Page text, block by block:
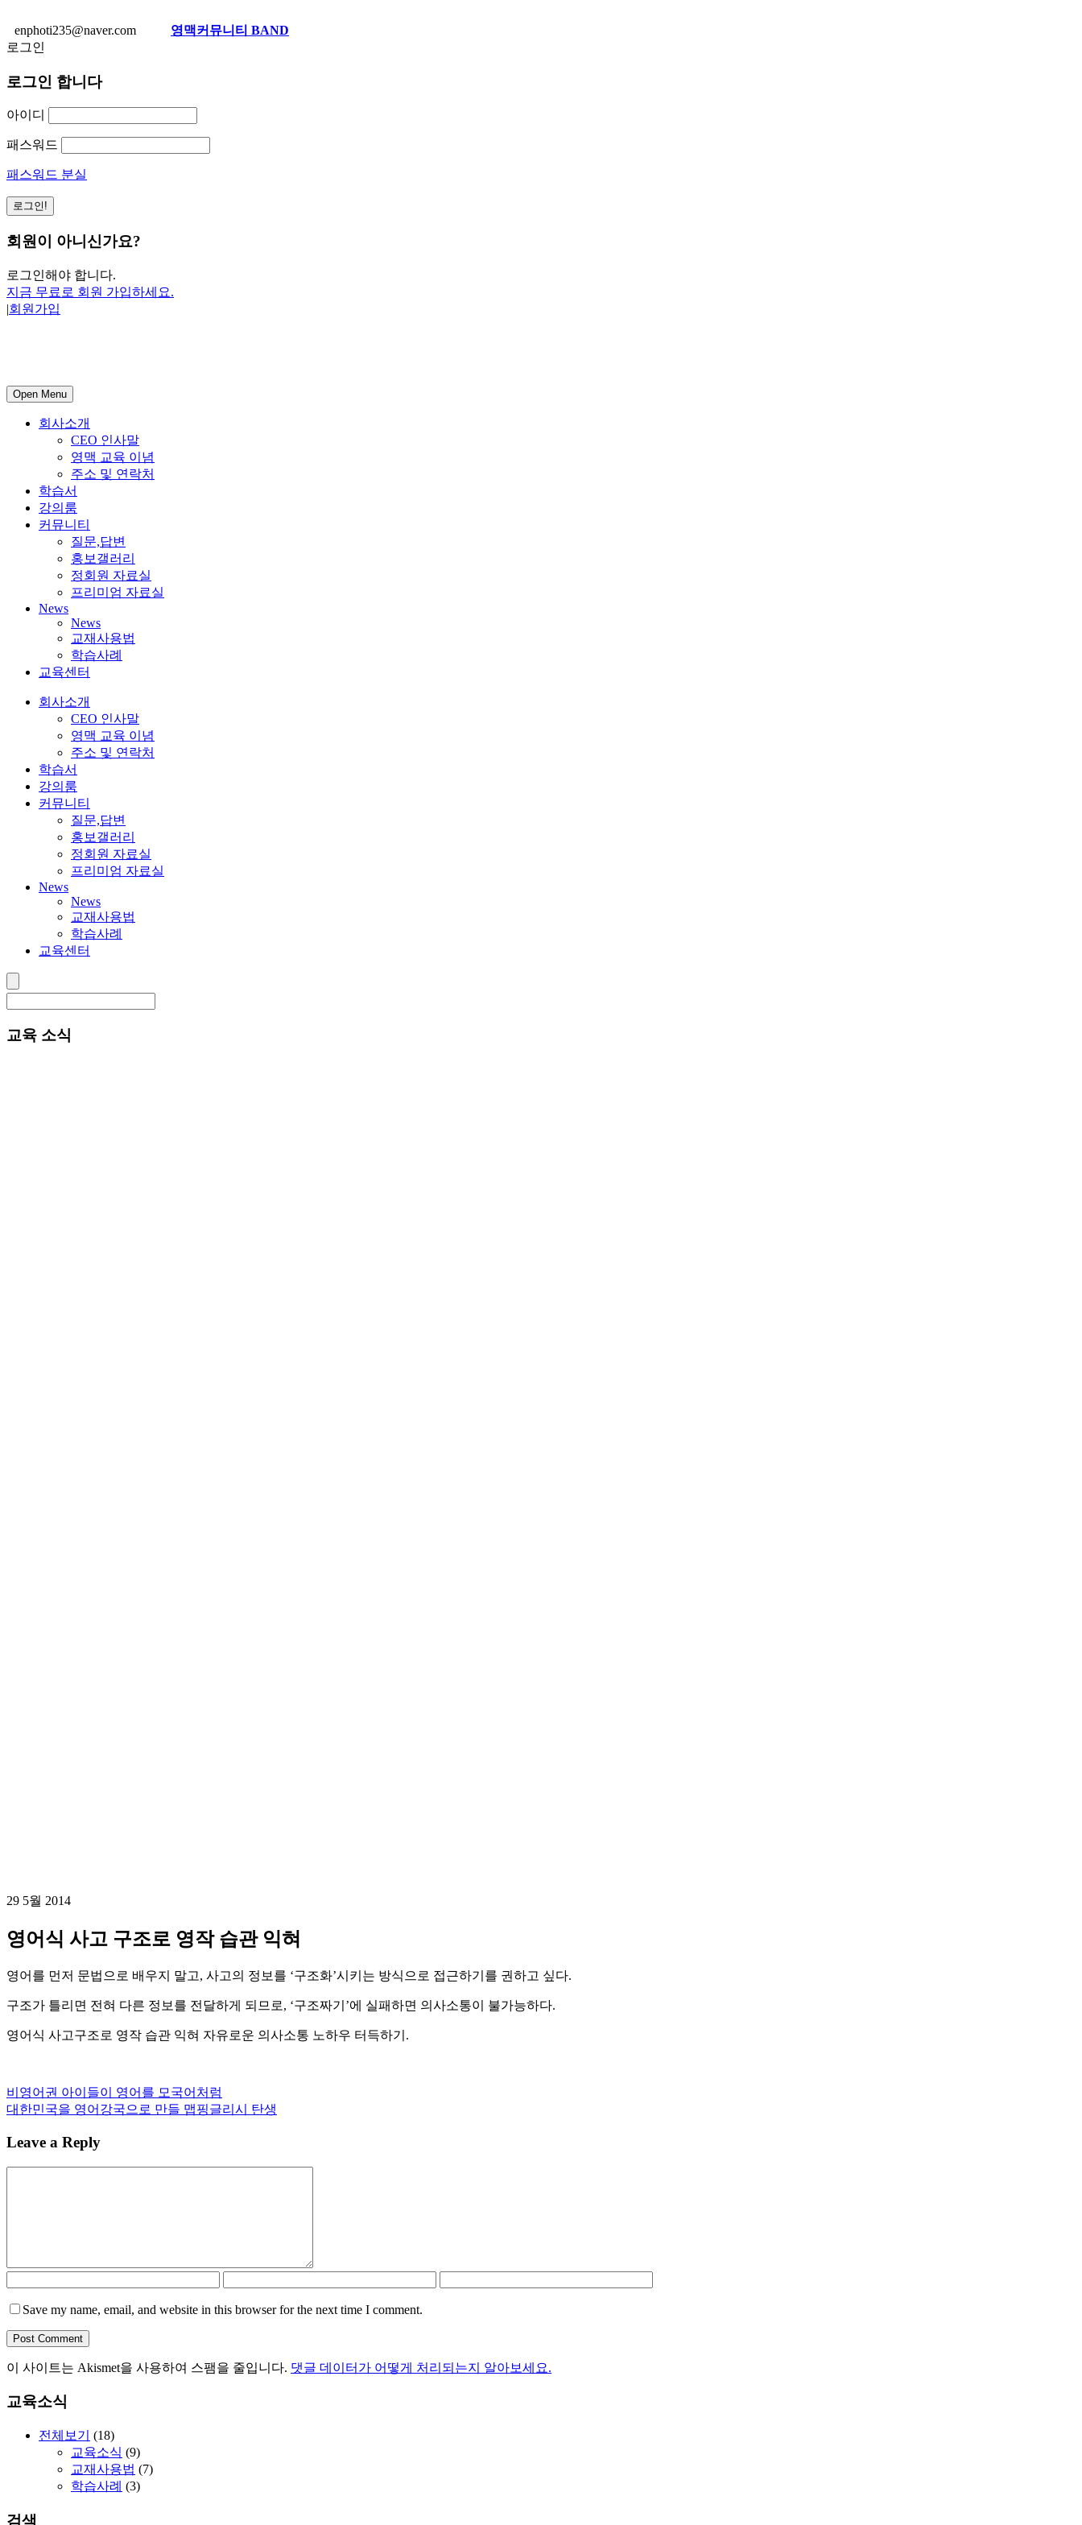
enphoti235@naver.com
영맥커뮤니티 BAND
로그인
로그인 합니다
아이디
패스워드
패스워드 분실
회원이 아니신가요?
로그인해야 합니다.
지금 무료로 회원 가입하세요.
|회원가입
Open Menu
회사소개
CEO 인사말
영맥 교육 이념
주소 및 연락처
학습서
강의룸
커뮤니티
질문,답변
홍보갤러리
정회원 자료실
프리미엄 자료실
News
News
교재사용법
학습사례
교육센터
회사소개
CEO 인사말
영맥 교육 이념
주소 및 연락처
학습서
강의룸
커뮤니티
질문,답변
홍보갤러리
정회원 자료실
프리미엄 자료실
News
News
교재사용법
학습사례
교육센터
교육 소식
29 5월 2014
영어식 사고 구조로 영작 습관 익혀
영어를 먼저 문법으로 배우지 말고, 사고의 정보를 ‘구조화’시키는 방식으로 접근하기를 권하고 싶다.
구조가 틀리면 전혀 다른 정보를 전달하게 되므로, ‘구조짜기’에 실패하면 의사소통이 불가능하다.
영어식 사고구조로 영작 습관 익혀 자유로운 의사소통 노하우 터득하기.
비영어권 아이들이 영어를 모국어처럼
대한민국을 영어강국으로 만들 맵핑글리시 탄생
Leave a Reply
Save my name, email, and website in this browser for the next time I comment.
이 사이트는 Akismet을 사용하여 스팸을 줄입니다. 댓글 데이터가 어떻게 처리되는지 알아보세요.
교육소식
전체보기
(18)
교육소식 (9)
교재사용법 (7)
학습사례 (3)
검색